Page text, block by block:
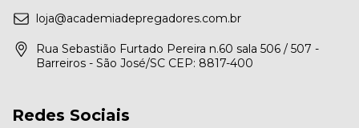
loja@academiadepregadores.com.br
Rua Sebastião Furtado Pereira n.60 sala 506 / 507 -
Barreiros - São José/SC CEP: 8817-400
Redes Sociais